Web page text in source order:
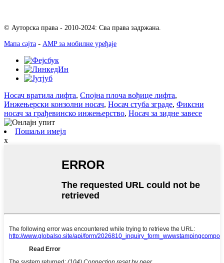
© Ауторска права - 2010-2024: Сва права задржана.
Мапа сајта - AMP за мобилне уређаје
Носач вратила лифта, Спојна плоча вођице лифта,
Инжењерски конзолни носач, Носач стуба зграде, Фиксни
носач за грађевинско инжењерство, Носач за зидне завесе
Пошаљи имејл
x